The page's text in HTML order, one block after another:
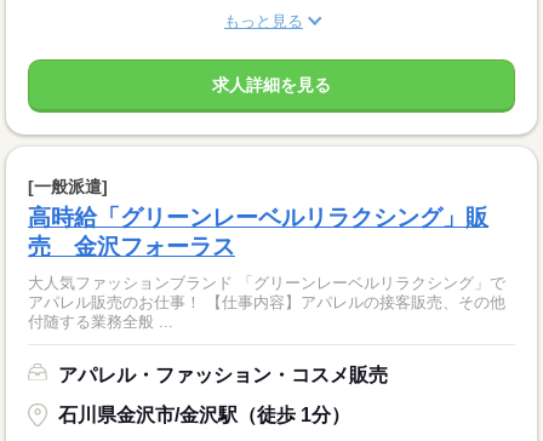
もっと見る
求人詳細を見る
[一般派遣]
高時給「グリーンレーベルリラクシング」販
売 金沢フォーラス
大人気ファッションブランド 「グリーンレーベルリラクシング」で
アパレル販売のお仕事！ 【仕事内容】アパレルの接客販売、その他
付随する業務全般 ...
アパレル・ファッション・コスメ販売
石川県金沢市/金沢駅（徒歩 1分）